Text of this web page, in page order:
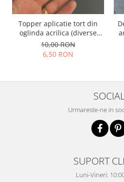
Topper aplicatie tort din
oglinda acrilica (diverse
modele) - PRODUSUL LUNII
10,00 RON
6,50 RON
Urmareste-ne in
SUPORT
Luni-Vineri: